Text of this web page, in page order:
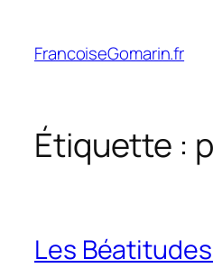
contenu
FrancoiseGomarin.fr
Étiquette :
Les